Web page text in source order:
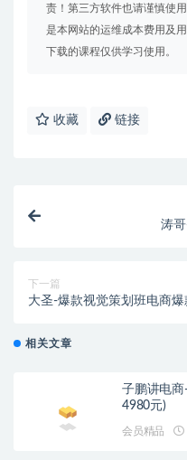
责！第三方软件也请谨慎使
是本网站的运维成本费用及
下载的课程仅供学习使用。
收藏 链接
涛
下一篇
大圣-爆款视觉策划班电商
相关文章
子鹏讲电
4980元)
会员精品